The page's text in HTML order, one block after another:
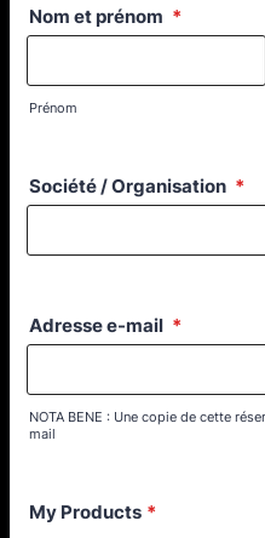
Nom et prénom *
Prénom
Société / Organisation *
Adresse e-mail *
NOTA BENE : Une copie de cette
mail
My Products *